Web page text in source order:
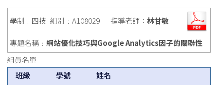
學制﹕四技 組別﹕A108029 指導老師： 林甘敏
專題名稱﹕ 網站優化技巧與Google Analytics因子的關聯性
組員名單
班級
學號
姓名